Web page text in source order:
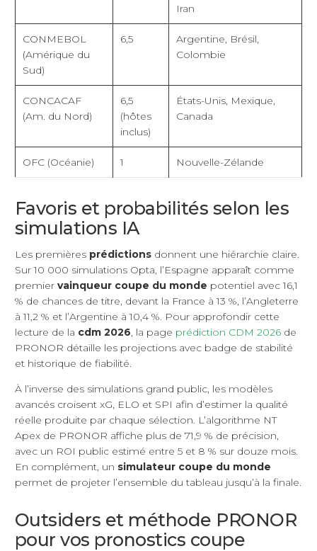
Iran
CONMEBOL
(Amérique du
Sud)
6,5
Argentine, Brésil,
Colombie
CONCACAF
(Am. du Nord)
6,5
(hôtes
inclus)
États-Unis, Mexique,
Canada
OFC (Océanie) 1 Nouvelle-Zélande
Favoris et probabilités selon les
simulations IA
Les premières prédictions donnent une hiérarchie claire.
Sur 10 000 simulations Opta, l’Espagne apparaît comme
premier vainqueur coupe du monde potentiel avec 16,1
% de chances de titre, devant la France à 13 %, l’Angleterre
à 11,2 % et l’Argentine à 10,4 %. Pour approfondir cette
lecture de la cdm 2026, la page prédiction CDM 2026 de
PRONOR détaille les projections avec badge de stabilité
et historique de fiabilité.
À l’inverse des simulations grand public, les modèles
avancés croisent xG, ELO et SPI afin d’estimer la qualité
réelle produite par chaque sélection. L’algorithme NT
Apex de PRONOR affiche plus de 71,9 % de précision,
avec un ROI public estimé entre 5 et 8 % sur douze mois.
En complément, un simulateur coupe du monde
permet de projeter l’ensemble du tableau jusqu’à la finale.
Outsiders et méthode PRONOR
pour vos pronostics coupe